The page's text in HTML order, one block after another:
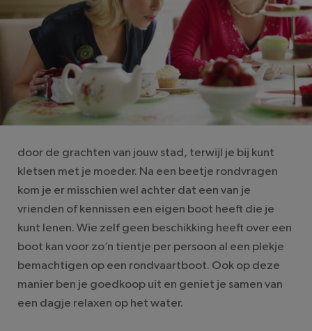
door de grachten van jouw stad, terwijl je bij kunt
kletsen met je moeder. Na een beetje rondvragen
kom je er misschien wel achter dat een van je
vrienden of kennissen een eigen boot heeft die je
kunt lenen. Wie zelf geen beschikking heeft over een
boot kan voor zo’n tientje per persoon al een plekje
bemachtigen op een rondvaartboot. Ook op deze
manier ben je goedkoop uit en geniet je samen van
een dagje relaxen op het water.